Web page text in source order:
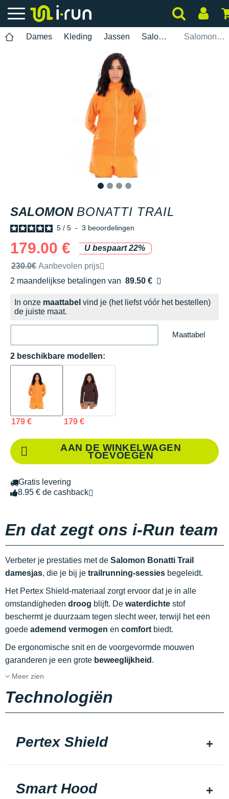
Dames Kleding Jassen Salomon Salomon Bonatti Trail
SALOMON BONATTI TRAIL
5 / 5 - 3 beoordelingen
179.00 €
U bespaart 22%
Door het merk aanbevolen verkoopprijs
230.0€ Aanbevolen prijs
2 maandelijkse betalingen van 89.50 €
zonder kosten
In onze maattabel vind je (het liefst vóór het bestellen)
de juiste maat.
Maattabel
2 beschikbare modellen:
179 € 179 €
AAN DE WINKELWAGEN
TOEVOEGEN
Gratis levering
8.95 € de cashback
En dat zegt ons i-Run team
Verbeter je prestaties met de Salomon Bonatti Trail
damesjas, die je bij je trailrunning-sessies begeleidt.
Het Pertex Shield-materiaal zorgt ervoor dat je in alle
omstandigheden droog blijft. De waterdichte stof
beschermt je duurzaam tegen slecht weer, terwijl het een
goede ademend vermogen en comfort biedt.
De ergonomische snit en de voorgevormde mouwen
garanderen je een grote beweeglijkheid .
Meer zien
Technologiën
Pertex Shield
Smart Hood